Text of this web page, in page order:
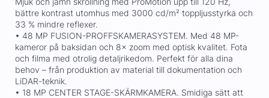
bättre kontrast utomhus med 3000 cd/m² toppljusstyrka och
33 % mindre reflexer.
• 48 MP FUSION-PROFFSKAMERASYSTEM. Med 48 MP-
kameror på baksidan och 8× zoom med optisk kvalitet. Fota
och filma med otrolig detaljrikedom. Perfekt för alla dina
behov – från produktion av material till dokumentation och
LiDAR-teknik.
• 18 MP CENTER STAGE-SKÄRMKAMERA. Smidiga sätt att